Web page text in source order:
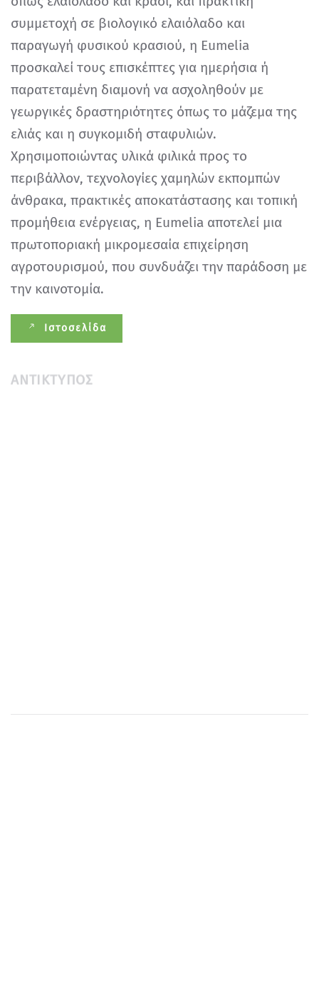
συμμετοχή σε βιολογικό ελαιόλαδο και
παραγωγή φυσικού κρασιού, η Eumelia
προσκαλεί τους επισκέπτες για ημερήσια ή
παρατεταμένη διαμονή να ασχοληθούν με
γεωργικές δραστηριότητες όπως το μάζεμα της
ελιάς και η συγκομιδή σταφυλιών.
Χρησιμοποιώντας υλικά φιλικά προς το
περιβάλλον, τεχνολογίες χαμηλών εκπομπών
άνθρακα, πρακτικές αποκατάστασης και τοπική
προμήθεια ενέργειας, η Eumelia αποτελεί μια
πρωτοποριακή μικρομεσαία επιχείρηση
αγροτουρισμού, που συνδυάζει την παράδοση με
την καινοτομία.
Ιστοσελίδα